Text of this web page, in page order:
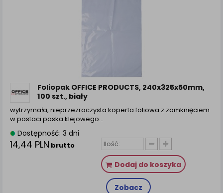
Foliopak OFFICE PRODUCTS, 240x325x50mm,
100 szt., biały
wytrzymała, nieprzezroczysta koperta foliowa z zamknięciem
w postaci paska klejowego…
Dostępność: 3 dni
14,44 PLN brutto
Dodaj do koszyka
Zobacz